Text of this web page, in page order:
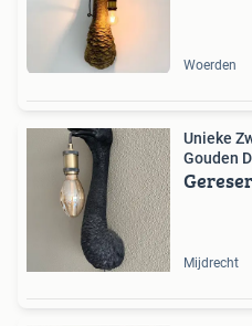
Woerden
Unieke
Gouden
Mijdrecht